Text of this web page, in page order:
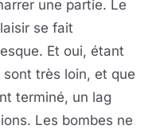
une partie. Le
se fait
Et oui, étant
très loin, et que
terminé, un lag
Les bombes ne